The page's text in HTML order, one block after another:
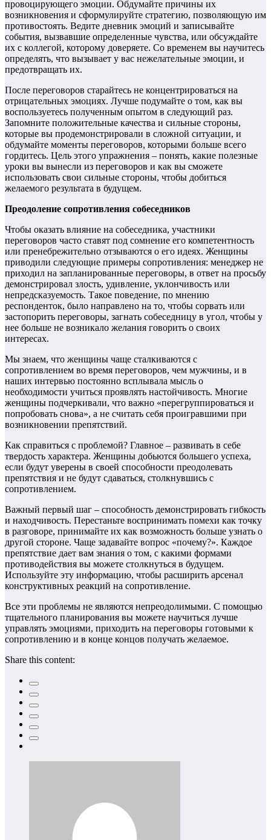
провоцирующего эмоции. Обдумайте причины их
возникновения и сформулируйте стратегию, позволяющую им
противостоять. Ведите дневник эмоций и записывайте
события, вызвавшие определенные чувства, или обсуждайте
их с коллегой, которому доверяете. Со временем вы научитесь
определять, что вызывает у вас нежелательные эмоции, и
предотвращать их.
После переговоров старайтесь не концентрироваться на
отрицательных эмоциях. Лучше подумайте о том, как вы
воспользуетесь полученным опытом в следующий раз.
Запомните положительные качества и сильные стороны,
которые вы продемонстрировали в сложной ситуации, и
обдумайте моменты переговоров, которыми больше всего
гордитесь. Цель этого упражнения – понять, какие полезные
уроки вы вынесли из переговоров и как вы сможете
использовать свои сильные стороны, чтобы добиться
желаемого результата в будущем.
Преодоление сопротивления собеседников
Чтобы оказать влияние на собеседника, участники
переговоров часто ставят под сомнение его компетентность
или пренебрежительно отзываются о его идеях. Женщины
приводили следующие примеры сопротивления: менеджер не
приходил на запланированные переговоры, в ответ на просьбу
демонстрировал злость, удивление, уклончивость или
непредсказуемость. Такое поведение, по мнению
респонденток, было направлено на то, чтобы сорвать или
застопорить переговоры, загнать собеседницу в угол, чтобы у
нее больше не возникало желания говорить о своих
интересах.
Мы знаем, что женщины чаще сталкиваются с
сопротивлением во время переговоров, чем мужчины, и в
наших интервью постоянно всплывала мысль о
необходимости учиться проявлять настойчивость. Многие
женщины подчеркивали, что важно «перегруппироваться и
попробовать снова», а не считать себя проигравшими при
возникновении препятствий.
Как справиться с проблемой? Главное – развивать в себе
твердость характера. Женщины добьются большего успеха,
если будут уверены в своей способности преодолевать
препятствия и не будут сдаваться, столкнувшись с
сопротивлением.
Важный первый шаг – способность демонстрировать гибкость
и находчивость. Перестаньте воспринимать помехи как точку
в разговоре, принимайте их как возможность больше узнать о
другой стороне. Чаще задавайте вопрос «почему?». Каждое
препятствие дает вам знания о том, с какими формами
противодействия вы можете столкнуться в будущем.
Используйте эту информацию, чтобы расширить арсенал
конструктивных реакций на сопротивление.
Все эти проблемы не являются непреодолимыми. С помощью
тщательного планирования вы можете научиться лучше
управлять эмоциями, приходить на переговоры готовыми к
сопротивлению и в конце концов получать желаемое.
Share this content: